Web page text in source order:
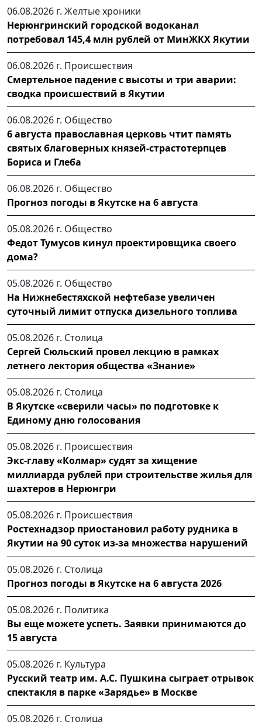
06.08.2026 г. Желтые хроники
Нерюнгринский городской водоканал
потребовал 145,4 млн рублей от МинЖКХ Якутии
06.08.2026 г. Происшествия
Смертельное падение с высоты и три аварии:
сводка происшествий в Якутии
06.08.2026 г. Общество
6 августа православная церковь чтит память
святых благоверных князей-страстотерпцев
Бориса и Глеба
06.08.2026 г. Общество
Прогноз погоды в Якутске на 6 августа
05.08.2026 г. Общество
Федот Тумусов кинул проектировщика своего
дома?
05.08.2026 г. Общество
На Нижнебестяхской нефтебазе увеличен
суточный лимит отпуска дизельного топлива
05.08.2026 г. Столица
Сергей Сюльский провел лекцию в рамках
летнего лектория общества «Знание»
05.08.2026 г. Столица
В Якутске «сверили часы» по подготовке к
Единому дню голосования
05.08.2026 г. Происшествия
Экс-главу «Колмар» судят за хищение
миллиарда рублей при строительстве жилья для
шахтеров в Нерюнгри
05.08.2026 г. Происшествия
Ростехнадзор приостановил работу рудника в
Якутии на 90 суток из-за множества нарушений
05.08.2026 г. Столица
Прогноз погоды в Якутске на 6 августа 2026
05.08.2026 г. Политика
Вы еще можете успеть. Заявки принимаются до
15 августа
05.08.2026 г. Культура
Русский театр им. А.С. Пушкина сыграет отрывок
спектакля в парке «Зарядье» в Москве
05.08.2026 г. Столица